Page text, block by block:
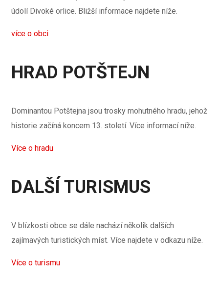
údolí Divoké orlice. Bližší informace najdete níže.
více o obci
HRAD POTŠTEJN
Dominantou Potštejna jsou trosky mohutného hradu, jehož
historie začíná koncem 13. století. Více informací níže.
Více o hradu
DALŠÍ TURISMUS
V blízkosti obce se dále nachází několik dalších
zajímavých turistických míst. Více najdete v odkazu níže.
Více o turismu